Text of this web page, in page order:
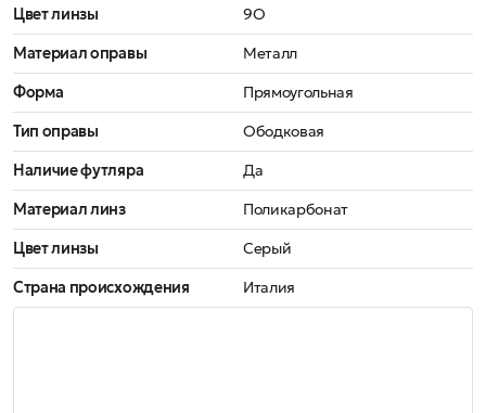
Цвет линзы
9O
Материал оправы
Металл
Форма
Прямоугольная
Тип оправы
Ободковая
Наличие футляра
Да
Материал линз
Поликарбонат
Цвет линзы
Серый
Страна происхождения
Италия